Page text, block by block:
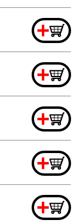
+
+
+
+
+